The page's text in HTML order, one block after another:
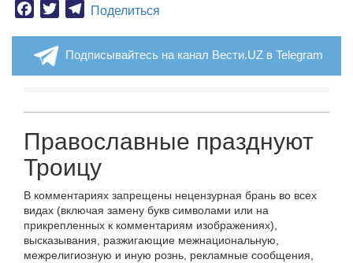
Facebook
TwitterTelegram
Поделиться
Подписывайтесь на канал Вести.UZ в Telegram
Православные празднуют
Троицу
В комментариях запрещены нецензурная брань во всех
видах (включая замену букв символами или на
прикрепленных к комментариям изображениях),
высказывания, разжигающие межнациональную,
межрелигиозную и иную рознь, рекламные сообщения,